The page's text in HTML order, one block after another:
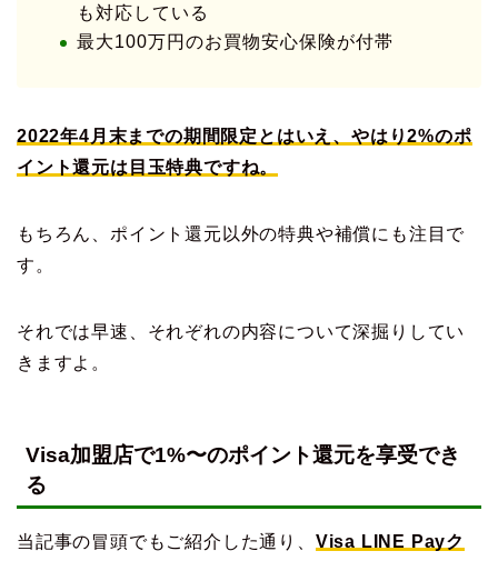
も対応している
最大100万円のお買物安心保険が付帯
2022年4月末までの期間限定とはいえ、やはり2%のポ
イント還元は目玉特典ですね。
もちろん、ポイント還元以外の特典や補償にも注目で
す。
それでは早速、それぞれの内容について深掘りしてい
きますよ。
Visa加盟店で1%〜のポイント還元を享受でき
る
当記事の冒頭でもご紹介した通り、 Visa LINE Payク